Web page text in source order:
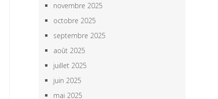
novembre 2025
octobre 2025
septembre 2025
août 2025
juillet 2025
juin 2025
mai 2025